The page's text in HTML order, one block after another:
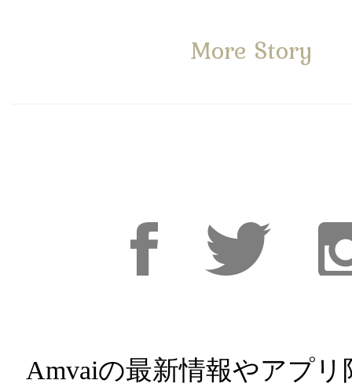
More Story
Amvaiの最新情報やアプリ